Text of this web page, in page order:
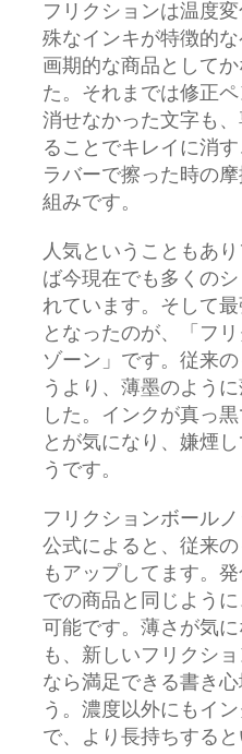
フリクションは温度
殊なインキが特徴的な
画期的な商品として
た。それまでは修正
消せなかった文字も
ることでキレイに消
ラバーで擦った時の
組みです。
人気ということもあ
ば今現在でも多くの
れています。そして
となったのが、「フ
ゾーン」です。従来
うより、薄墨のよう
した。インクが真っ
とが気になり、嫌煙
うです。
フリクションボール
公式によると、従来
もアップしてます。
での商品と同じよう
可能です。薄さが気
も、新しいフリクシ
なら満足できる書き
う。濃度以外にもイ
で、より長持ちする